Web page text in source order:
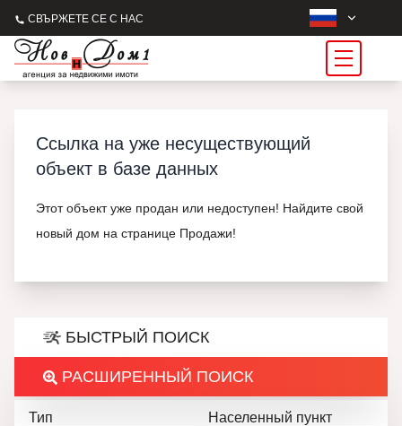
СВЪРЖЕТЕ СЕ С НАС
Ссылка на уже несуществующий
объект в базе данных
Этот объект уже продан или недоступен! Найдите свой
новый дом на странице Продажи!
БЫСТРЫЙ ПОИСК
РАСШИРЕННЫЙ ПОИСК
Тип Населенный пункт